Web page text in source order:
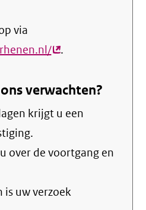
via
(externe
.
verwachten?
krijgt u een
over de voortgang en
is uw verzoek